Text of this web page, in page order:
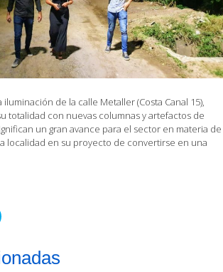
de la calle Metaller (Costa Canal 15),
totalidad con nuevas columnas y artefactos de
un gran avance para el sector en materia de
localidad en su proyecto de convertirse en una